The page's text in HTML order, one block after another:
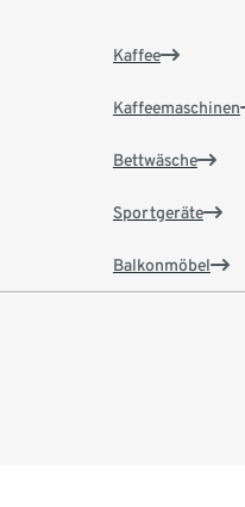
Kaffee
Kaffeemaschinen
Bettwäsche
Sportgeräte
Balkonmöbel